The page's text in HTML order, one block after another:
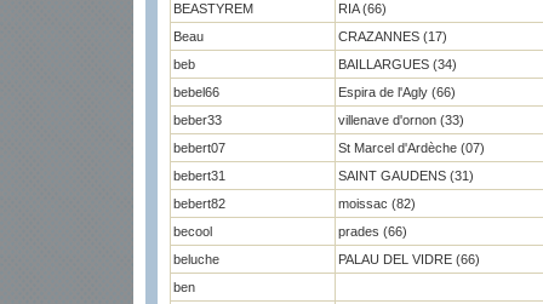
BEASTYREM
RIA (66)
Beau
CRAZANNES (17)
beb
BAILLARGUES (34)
bebel66
Espira de l'Agly (66)
beber33
villenave d'ornon (33)
bebert07
St Marcel d'Ardèche (07)
bebert31
SAINT GAUDENS (31)
bebert82
moissac (82)
becool
prades (66)
beluche
PALAU DEL VIDRE (66)
ben